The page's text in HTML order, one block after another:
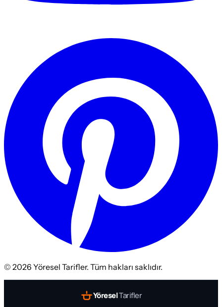
© 2026 Yöresel Tarifler. Tüm hakları saklıdır.
YöreselTarifler